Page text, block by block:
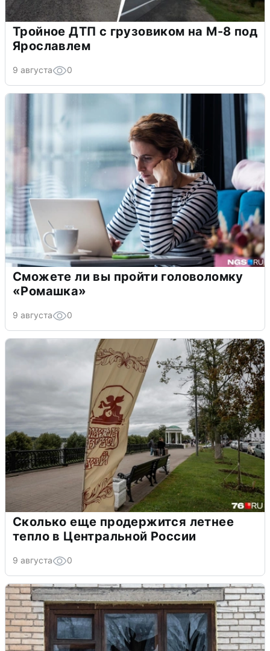
Тройное ДТП с грузовиком на М-8 под
Ярославлем
9 августа 0
Сможете ли вы пройти головоломку
«Ромашка»
9 августа 0
Сколько еще продержится летнее
тепло в Центральной России
9 августа 0